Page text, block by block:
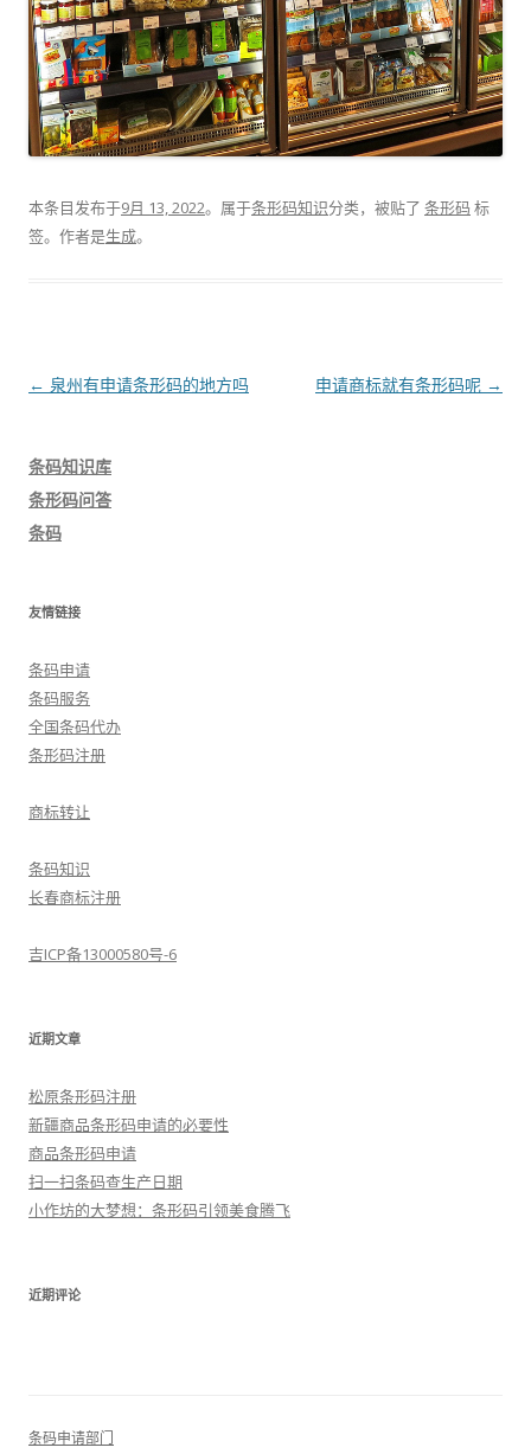
本条目发布于9月 13, 2022。属于条形码知识分类，被贴了 条形码 标
签。 作者是生成。
文
← 泉州有申请条形码的地方吗 申请商标就有条形码呢 →
条码知识库
条形码问答
条码
友情链接
条码申请
条码服务
全国条码代办
条形码注册
商标转让
条码知识
长春商标注册
吉ICP备13000580号-6
近期文章
松原条形码注册
新疆商品条形码申请的必要性
商品条形码申请
扫一扫条码查生产日期
小作坊的大梦想：条形码引领美食腾飞
近期评论
条码申请部门